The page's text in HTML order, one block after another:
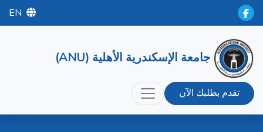
EN
جامعة الإسكندرية الأهلية (ANU)
تقدم بطلبك الآن